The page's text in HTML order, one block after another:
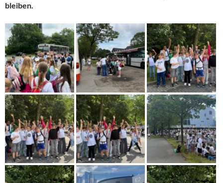
bleiben.